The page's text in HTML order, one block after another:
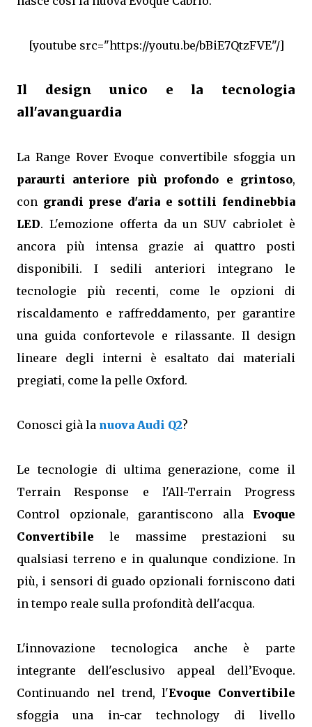
[youtube src="https://youtu.be/bBiE7QtzFVE"/]
Il design unico e la tecnologia
all'avanguardia
La Range Rover Evoque convertibile sfoggia un
paraurti anteriore più profondo e grintoso,
con grandi prese d'aria e sottili fendinebbia
LED. L'emozione offerta da un SUV cabriolet è
ancora più intensa grazie ai quattro posti
disponibili. I sedili anteriori integrano le
tecnologie più recenti, come le opzioni di
riscaldamento e raffreddamento, per garantire
una guida confortevole e rilassante. Il design
lineare degli interni è esaltato dai materiali
pregiati, come la pelle Oxford.
Conosci già la nuova Audi Q2?
Le tecnologie di ultima generazione, come il
Terrain Response e l'All-Terrain Progress
Control opzionale, garantiscono alla Evoque
Convertibile le massime prestazioni su
qualsiasi terreno e in qualunque condizione. In
più, i sensori di guado opzionali forniscono dati
in tempo reale sulla profondità dell'acqua.
L'innovazione tecnologica anche è parte
integrante dell'esclusivo appeal dell’Evoque.
Continuando nel trend, l'Evoque Convertibile
sfoggia una in-car technology di livello